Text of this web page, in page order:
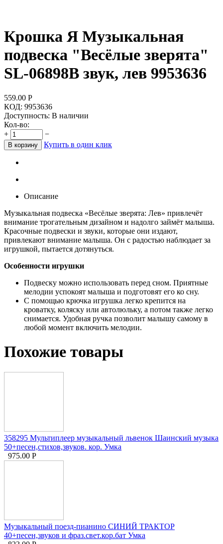
Крошка Я Музыкальная
подвеска "Весёлые зверята"
SL-06898B звук, лев 9953636
559.00 Р
КОД: 9953636
Доступность: В наличии
Кол-во:
+
−
В корзину Купить в один клик
Описание
Музыкальная подвеска «Весёлые зверята: Лев» привлечёт
внимание трогательным дизайном и надолго займёт малыша.
Красочные подвески и звуки, которые они издают,
привлекают внимание малыша. Он с радостью наблюдает за
игрушкой, пытается дотянуться.
Особенности игрушки
Подвеску можно использовать перед сном. Приятные
мелодии успокоят малыша и подготовят его ко сну.
С помощью крючка игрушка легко крепится на
кроватку, коляску или автолюльку, а потом также легко
снимается. Удобная ручка позволит малышу самому в
любой момент включить мелодии.
Похожие товары
358295 Мультиплеер музыкальный львенок Шаинский музыка
50+песен,стихов,звуков. кор. Умка
975.00 Р
Музыкальный поезд-пианино СИНИЙ ТРАКТОР
40+песен,звуков и фраз.свет.кор.бат Умка